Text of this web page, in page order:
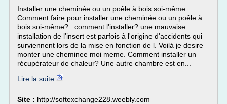
Installer une cheminée ou un poêle à bois soi-même
Comment faire pour installer une cheminée ou un poêle à
bois soi-même? . comment l'installer? une mauvaise
installation de l'insert est parfois à l'origine d'accidents qui
surviennent lors de la mise en fonction de l. Voilà je desire
monter une cheminee moi meme. Comment installer un
récupérateur de chaleur? Une autre chambre est en...
Lire la suite
Site : http://softexchange228.weebly.com